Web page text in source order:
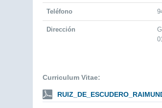
Teléfono
Dirección
Curriculum Vitae: